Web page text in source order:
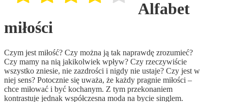
Alfabet
miłości
Czym jest miłość? Czy można ją tak naprawdę zrozumieć?
Czy mamy na nią jakikolwiek wpływ? Czy rzeczywiście
wszystko zniesie, nie zazdrości i nigdy nie ustaje? Czy jest w
niej sens? Potocznie się uważa, że każdy pragnie miłości –
chce miłować i być kochanym. Z tym przekonaniem
kontrastuje jednak współczesna moda na bycie singlem.